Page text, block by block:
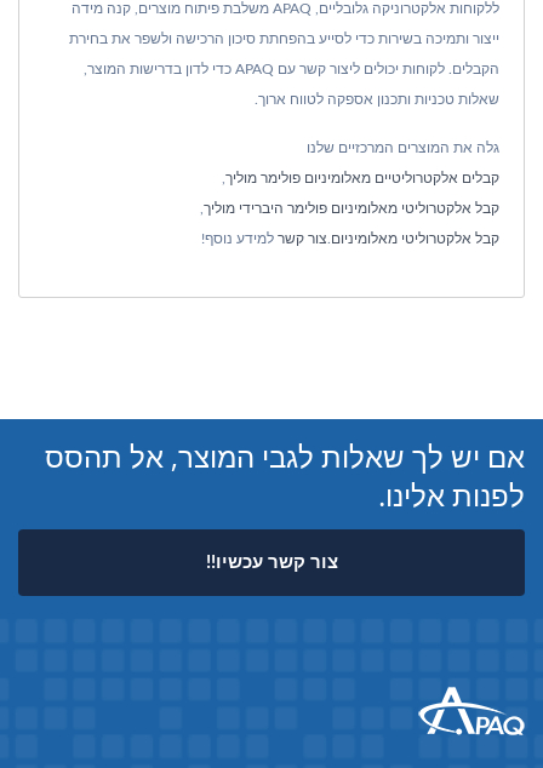
ללקוחות אלקטרוניקה גלובליים, APAQ משלבת פיתוח מוצרים, קנה מידה
ייצור ותמיכה בשירות כדי לסייע בהפחתת סיכון הרכישה ולשפר את בחירת
הקבלים. לקוחות יכולים ליצור קשר עם APAQ כדי לדון בדרישות המוצר,
שאלות טכניות ותכנון אספקה לטווח ארוך.
גלה את המוצרים המרכזיים שלנו
קבלים אלקטרוליטיים מאלומיניום פולימר מוליך,
קבל אלקטרוליטי מאלומיניום פולימר היברידי מוליך,
קבל אלקטרוליטי מאלומיניום.צור קשר למידע נוסף!
אם יש לך שאלות לגבי המוצר, אל תהסס
לפנות אלינו.
צור קשר עכשיו!!